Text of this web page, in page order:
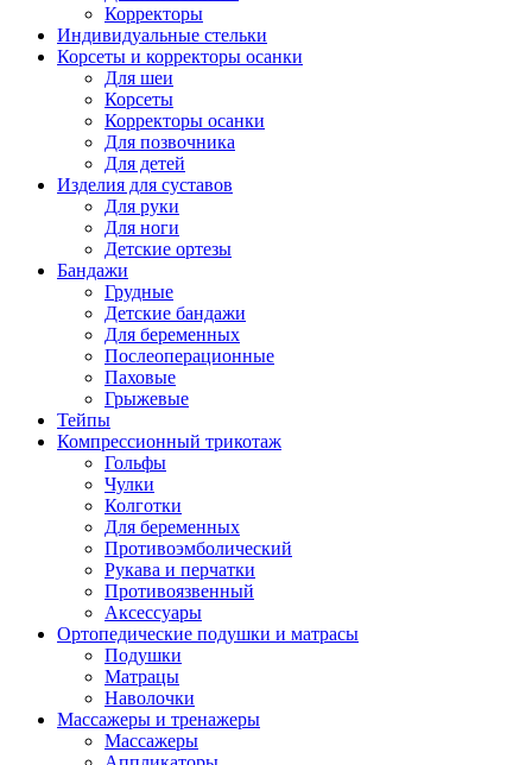
Корректоры
Индивидуальные стельки
Корсеты и корректоры осанки
Для шеи
Корсеты
Корректоры осанки
Для позвочника
Для детей
Изделия для суставов
Для руки
Для ноги
Детские ортезы
Бандажи
Грудные
Детские бандажи
Для беременных
Послеоперационные
Паховые
Грыжевые
Тейпы
Компрессионный трикотаж
Гольфы
Чулки
Колготки
Для беременных
Противоэмболический
Рукава и перчатки
Противоязвенный
Аксессуары
Ортопедические подушки и матрасы
Подушки
Матрацы
Наволочки
Массажеры и тренажеры
Массажеры